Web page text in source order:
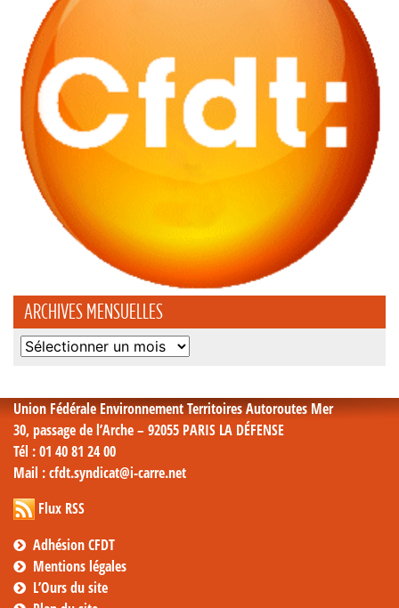
ARCHIVES MENSUELLES
Archives
Union Fédérale Environnement Territoires Autoroutes Mer
30, passage de l’Arche – 92055 PARIS LA DÉFENSE
Tél : 01 40 81 24 00
Mail : cfdt.syndicat@i-carre.net
Flux RSS
Adhésion CFDT
Mentions légales
L’Ours du site